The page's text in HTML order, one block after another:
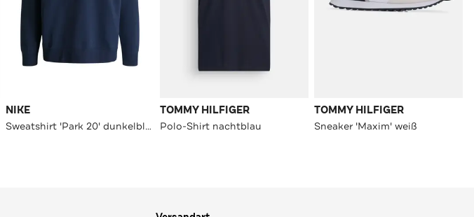
NIKE
Sweatshirt 'Park 20' dunkelblau
TOMMY HILFIGER
Polo-Shirt nachtblau
TOMMY HILFIGER
Sneaker 'Maxim' weiß